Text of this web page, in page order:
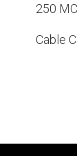
250
Cable